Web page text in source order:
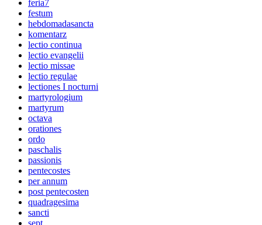
feria7
festum
hebdomadasancta
komentarz
lectio continua
lectio evangelii
lectio missae
lectio regulae
lectiones I nocturni
martyrologium
martyrum
octava
orationes
ordo
paschalis
passionis
pentecostes
per annum
post pentecosten
quadragesima
sancti
sept.